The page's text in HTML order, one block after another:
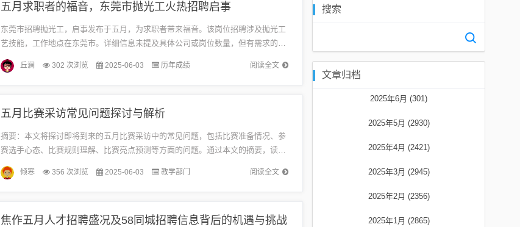
五月求职者的福音，东莞市抛光工火热招聘启事
东莞市招聘抛光工，启事发布于五月，为求职者带来福音。该岗位招聘涉及抛光工
艺技能，工作地点在东莞市。详细信息未提及具体公司或岗位数量，但有需求的人
士可关注并了解相关招聘信息。此次招聘活动将为寻找抛光工职位的求职者提供
机...
阅读全文
丘澜 302 次浏览 2025-06-03 历年成绩
五月比赛采访常见问题探讨与解析
摘要：本文将探讨即将到来的五月比赛采访中的常见问题，包括比赛准备情况、参
赛选手心态、比赛规则理解、比赛亮点预测等方面的问题。通过本文的摘要，读者
可以了解到采访的重点内容和方向，以及对于即将到来的比赛的一些关键信息。
关...
阅读全文
倾寒 356 次浏览 2025-06-03 教学部门
焦作五月人才招聘盛况及58同城招聘信息背后的机遇与挑战
搜索
文章归档
2025年6月 (301)
2025年5月 (2930)
2025年4月 (2421)
2025年3月 (2945)
2025年2月 (2356)
2025年1月 (2865)